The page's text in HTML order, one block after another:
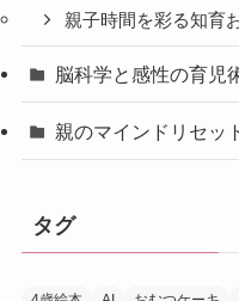
親子時間を彩る知育
脳科学と感性の育児
親のマインドリセッ
タグ